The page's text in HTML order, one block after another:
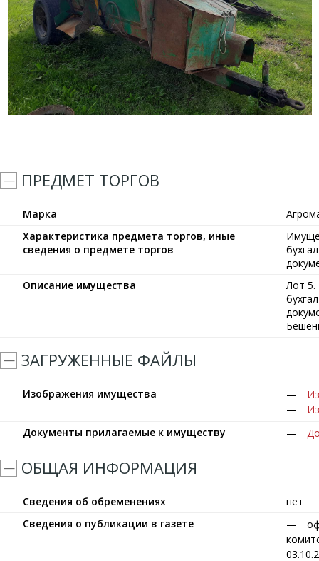
ПРЕДМЕТ ТОРГОВ
Марка
Характеристика предмета торгов, иные
сведения о предмете торгов
Описание имущества
Лот 5.
ЗАГРУЖЕННЫЕ ФАЙЛЫ
Изображения имущества
Документы прилагаемые к имуществу
ОБЩАЯ ИНФОРМАЦИЯ
Сведения об обременениях
нет
Сведения о публикации в газете